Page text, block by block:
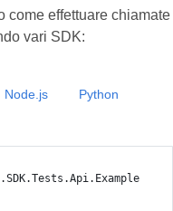
come effettuare chiamate
vari SDK:
Node.js Python